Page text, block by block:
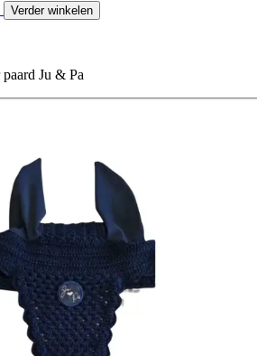
Verder winkelen
Ju & Pa